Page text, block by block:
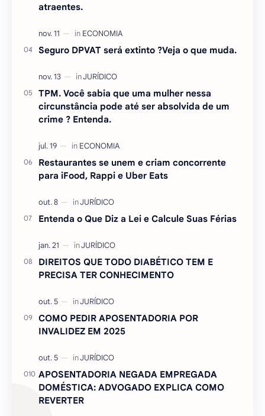
atraentes.
Seguro DPVAT será extinto ?Veja o que muda.
TPM. Você sabia que uma mulher nessa
circunstância pode até ser absolvida de um
crime ? Entenda.
Restaurantes se unem e criam concorrente
para iFood, Rappi e Uber Eats
Entenda o Que Diz a Lei e Calcule Suas Férias
DIREITOS QUE TODO DIABÉTICO TEM E
PRECISA TER CONHECIMENTO
COMO PEDIR APOSENTADORIA POR
INVALIDEZ EM 2025
APOSENTADORIA NEGADA EMPREGADA
DOMÉSTICA: ADVOGADO EXPLICA COMO
REVERTER